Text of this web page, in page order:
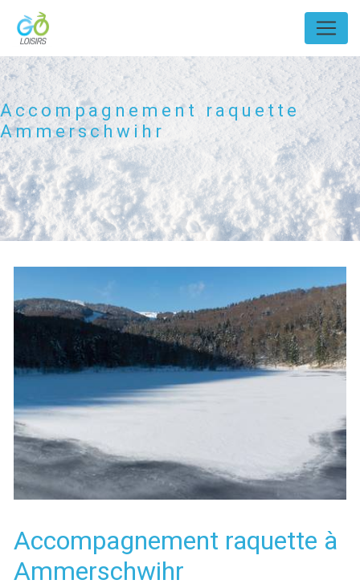
Accompagnement raquette
Ammerschwihr
Accompagnement raquette à
Ammerschwihr
Panneau de gestion des cookies